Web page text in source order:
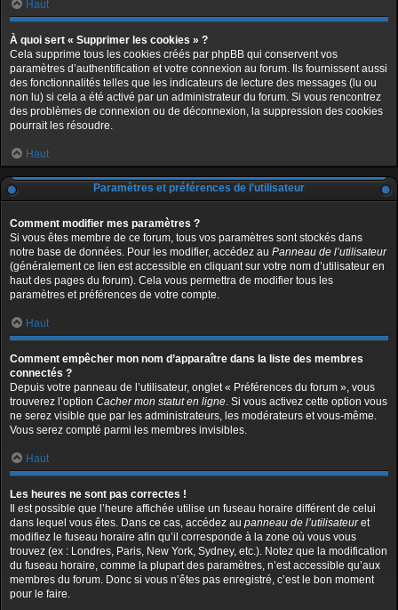
Haut
À quoi sert « Supprimer les cookies » ?
Cela supprime tous les cookies créés par phpBB qui conservent vos
paramètres d’authentification et votre connexion au forum. Ils fournissent aussi
des fonctionnalités telles que les indicateurs de lecture des messages (lu ou
non lu) si cela a été activé par un administrateur du forum. Si vous rencontrez
des problèmes de connexion ou de déconnexion, la suppression des cookies
pourrait les résoudre.
Haut
Paramètres et préférences de l’utilisateur
Comment modifier mes paramètres ?
Si vous êtes membre de ce forum, tous vos paramètres sont stockés dans
notre base de données. Pour les modifier, accédez au Panneau de l’utilisateur
(généralement ce lien est accessible en cliquant sur votre nom d’utilisateur en
haut des pages du forum). Cela vous permettra de modifier tous les
paramètres et préférences de votre compte.
Haut
Comment empêcher mon nom d’apparaître dans la liste des membres
connectés ?
Depuis votre panneau de l’utilisateur, onglet « Préférences du forum », vous
trouverez l’option Cacher mon statut en ligne. Si vous activez cette option vous
ne serez visible que par les administrateurs, les modérateurs et vous-même.
Vous serez compté parmi les membres invisibles.
Haut
Les heures ne sont pas correctes !
Il est possible que l’heure affichée utilise un fuseau horaire différent de celui
dans lequel vous êtes. Dans ce cas, accédez au panneau de l’utilisateuret
modifiez le fuseau horaire afin qu’il corresponde à la zone où vous vous
trouvez (ex : Londres, Paris, New York, Sydney, etc.). Notez que la modification
du fuseau horaire, comme la plupart des paramètres, n’est accessible qu’aux
membres du forum. Donc si vous n’êtes pas enregistré, c’est le bon moment
pour le faire.